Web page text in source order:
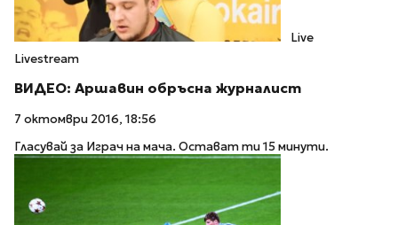
Live
Livestream
ВИДЕО: Аршавин обръсна журналист
7 октомври 2016, 18:56
Гласувай за Играч на мача. Остават ти 15 минути.